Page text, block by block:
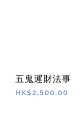
五鬼運財法事
HK$2,500.00